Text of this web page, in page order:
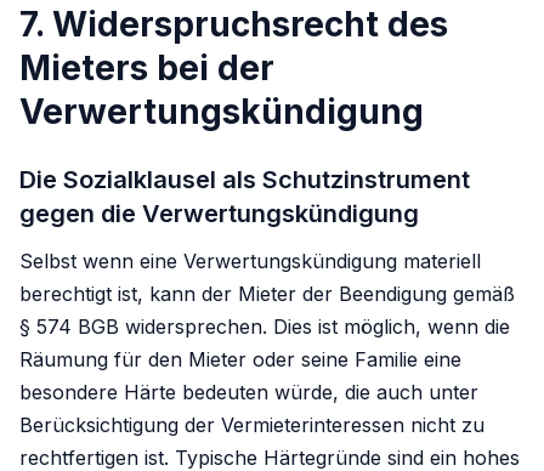
7. Widerspruchsrecht des
Mieters bei der
Verwertungskündigung
Die Sozialklausel als Schutzinstrument
gegen die Verwertungskündigung
Selbst wenn eine Verwertungskündigung materiell
berechtigt ist, kann der Mieter der Beendigung gemäß
§ 574 BGB widersprechen. Dies ist möglich, wenn die
Räumung für den Mieter oder seine Familie eine
besondere Härte bedeuten würde, die auch unter
Berücksichtigung der Vermieterinteressen nicht zu
rechtfertigen ist. Typische Härtegründe sind ein hohes